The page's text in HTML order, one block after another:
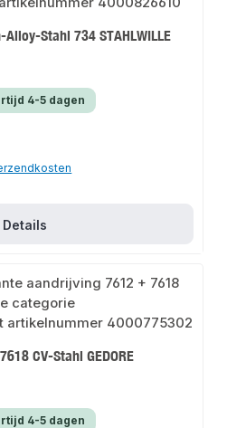
Stahl 734 STAHLWILLE
4-5 dagen
Details
CV-Stahl GEDORE
4-5 dagen